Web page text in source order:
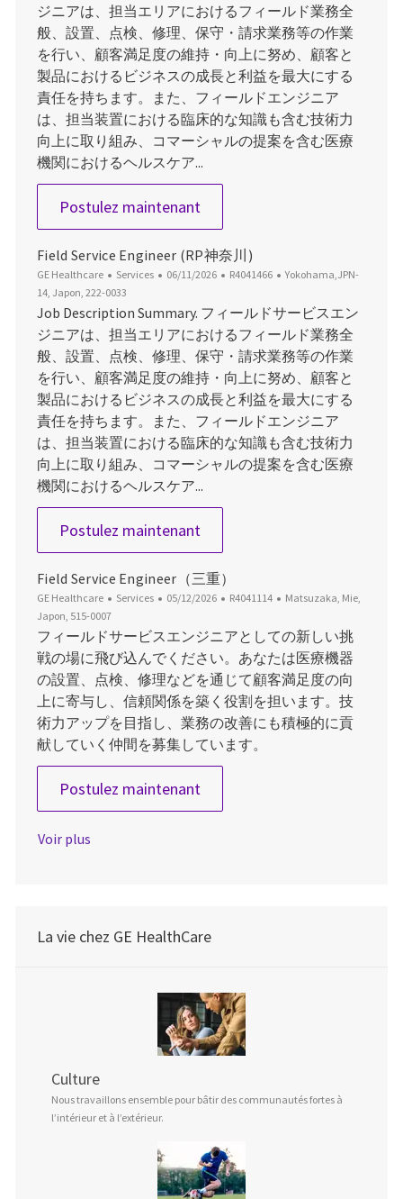
ジニアは、担当エリアにおけるフィールド業務全
般、設置、点検、修理、保守・請求業務等の作業
を行い、顧客満足度の維持・向上に努め、顧客と
製品におけるビジネスの成長と利益を最大にする
責任を持ちます。また、フィールドエンジニア
は、担当装置における臨床的な知識も含む技術力
向上に取り組み、コマーシャルの提案を含む医療
機関におけるヘルスケア...
Postulez maintenantField Service Engineer（US
Field Service Engineer (RP神奈川)
GE Healthcare Catégorie
Services Date d’affichage
06/11/2026 ID du poste
R4041466 Emplacement
Yokohama,JPN-
14, Japon, 222-0033
Job Description Summary. フィールドサービスエン
ジニアは、担当エリアにおけるフィールド業務全
般、設置、点検、修理、保守・請求業務等の作業
を行い、顧客満足度の維持・向上に努め、顧客と
製品におけるビジネスの成長と利益を最大にする
責任を持ちます。また、フィールドエンジニア
は、担当装置における臨床的な知識も含む技術力
向上に取り組み、コマーシャルの提案を含む医療
機関におけるヘルスケア...
Postulez maintenantField Service Engineer (RP神
Field Service Engineer（三重）
GE Healthcare Catégorie
Services Date d’affichage
05/12/2026 ID du poste
R4041114 Emplacement
Matsuzaka, Mie,
Japon, 515-0007
フィールドサービスエンジニアとしての新しい挑
戦の場に飛び込んでください。あなたは医療機器
の設置、点検、修理などを通じて顧客満足度の向
上に寄与し、信頼関係を築く役割を担います。技
術力アップを目指し、業務の改善にも積極的に貢
献していく仲間を募集しています。
Postulez maintenantField Service Engineer（三重
Voir plus
La vie chez GE HealthCare
Culture
Nous travaillons ensemble pour bâtir des communautés fortes à
l’intérieur et à l’extérieur.